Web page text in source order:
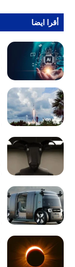
أقرا ايضا